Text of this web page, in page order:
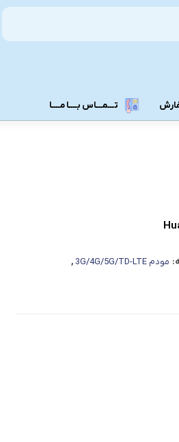
تـــمـــاس بــــا مــــا
مودم 3G/4G/5G/TD-LTE
,